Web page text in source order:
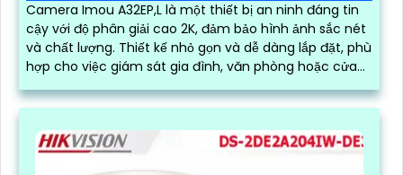
Camera Imou A32EP,L là một thiết bị an ninh đáng tin
cậy với độ phân giải cao 2K, đảm bảo hình ảnh sắc nét
và chất lượng. Thiết kế nhỏ gọn và dễ dàng lắp đặt, phù
hợp cho việc giám sát gia đình, văn phòng hoặc cửa
hàng